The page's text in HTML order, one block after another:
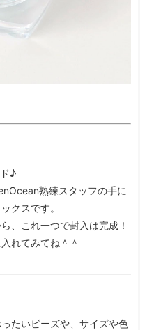
♪
熟練スタッフの手に
クスです。
、これ一つで封入は完成！
れてみてね＾＾
たいビーズや、サイズや色